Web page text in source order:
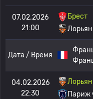
07.02.2026
21:00
Брест
Лорьян
Дата / Время
04.02.2026
22:30
Лорьян
Париж